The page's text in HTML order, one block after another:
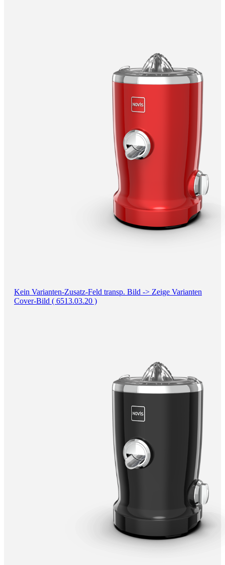
Kein Varianten-Zusatz-Feld transp. Bild -> Zeige Varianten
Cover-Bild ( 6513.03.20 )